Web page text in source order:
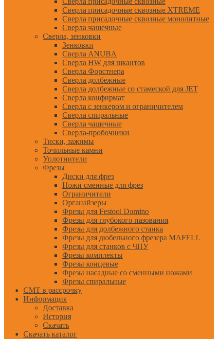
Сверла присадочные сквозные XTREME
Сверла присадочные сквозные монолитные
Сверла чашечные
Сверла, зенковки
Зенковки
Сверла ANUBA
Сверла HW для шкантов
Сверла Форстнера
Сверла долбежные
Сверла долбежные со стамеской для JET
Сверла конфирмат
Сверла с зенкером и ограничителем
Сверла спиральные
Сверла чашечные
Сверла-пробочники
Тиски, зажимы
Точильные камни
Уплотнители
Фрезы
Диски для фрез
Ножи сменные для фрез
Ограничители
Органайзеры
Фрезы для Festool Domino
Фрезы для глубокого пазования
Фрезы для долбежного станка
Фрезы для дюбельного фрезера MAFELL
Фрезы для станков с ЧПУ
Фрезы комплекты
Фрезы концевые
Фрезы насадные со сменными ножами
Фрезы спиральные
CMT в рассрочку
Информация
Доставка
История
Скачать
Скачать каталог